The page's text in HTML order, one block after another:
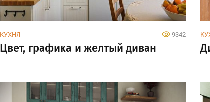
КУХНЯ 9342
Цвет, графика и желтый диван